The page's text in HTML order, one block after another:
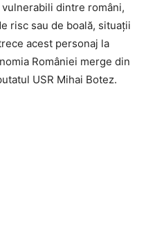
dintre români,
risc sau de boală, situații
acest personaj la
României merge din
USR Mihai Botez.